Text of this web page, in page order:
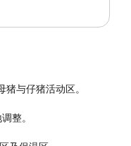
与仔猪活动区。
整。
use of ALL the
consent.
Settings
Deny